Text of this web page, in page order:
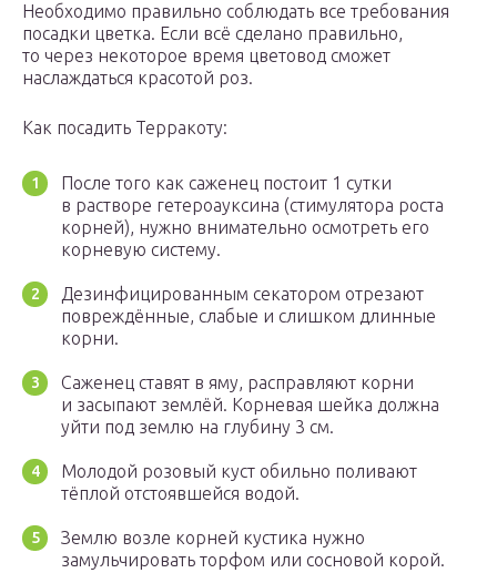
Необходимо правильно соблюдать все требования
посадки цветка. Если всё сделано правильно,
то через некоторое время цветовод сможет
наслаждаться красотой роз.
Как посадить Терракоту:
После того как саженец постоит 1 сутки
в растворе гетероауксина (стимулятора роста
корней), нужно внимательно осмотреть его
корневую систему.
Дезинфицированным секатором отрезают
повреждённые, слабые и слишком длинные
корни.
Саженец ставят в яму, расправляют корни
и засыпают землёй. Корневая шейка должна
уйти под землю на глубину 3 см.
Молодой розовый куст обильно поливают
тёплой отстоявшейся водой.
Землю возле корней кустика нужно
замульчировать торфом или сосновой корой.